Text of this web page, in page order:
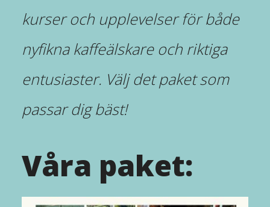
kurser och upplevelser för både
nyfikna kaffeälskare och riktiga
entusiaster. Välj det paket som
passar dig bäst!
Våra paket: